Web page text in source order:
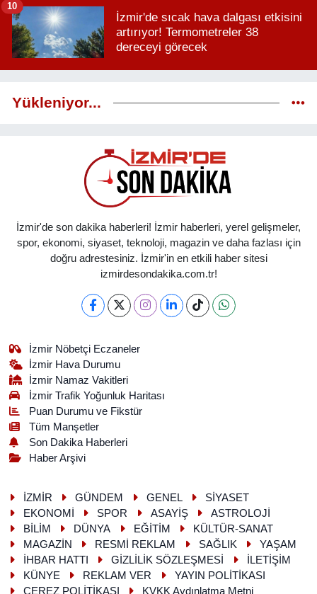
İzmir'de sıcak hava dalgası etkisini
artırıyor! Termometreler 38
dereceyi görecek
10
Yükleniyor...
İzmir'de son dakika haberleri! İzmir haberleri, yerel gelişmeler,
spor, ekonomi, siyaset, teknoloji, magazin ve daha fazlası için
doğru adrestesiniz. İzmir'in en etkili haber sitesi
izmirdesondakika.com.tr!
İzmir Nöbetçi Eczaneler
İzmir Hava Durumu
İzmir Namaz Vakitleri
İzmir Trafik Yoğunluk Haritası
Puan Durumu ve Fikstür
Tüm Manşetler
Son Dakika Haberleri
Haber Arşivi
İZMİR GÜNDEM GENEL
SİYASET
EKONOMİ
SPOR ASAYİŞ
ASTROLOJİ
BİLİM
DÜNYA EĞİTİM
KÜLTÜR-SANAT
MAGAZİN
RESMİ REKLAM SAĞLIK
YAŞAM
İHBAR HATTI
GİZLİLİK SÖZLEŞMESİ
İLETİŞİM
KÜNYE
REKLAM VER
YAYIN POLİTİKASI
ÇEREZ POLİTİKASI
KVKK Aydınlatma Metni